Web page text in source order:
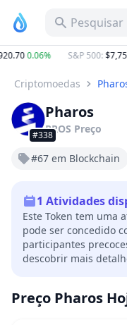
Pesquisar
0.06% S&P 500:
Criptomoedas
#338
Pharos
PROS Preço
#67 em Blockchain
1 Atividades
Este Token tem uma
pode ser concedido
participantes
descobrir mais
Preço Pharos